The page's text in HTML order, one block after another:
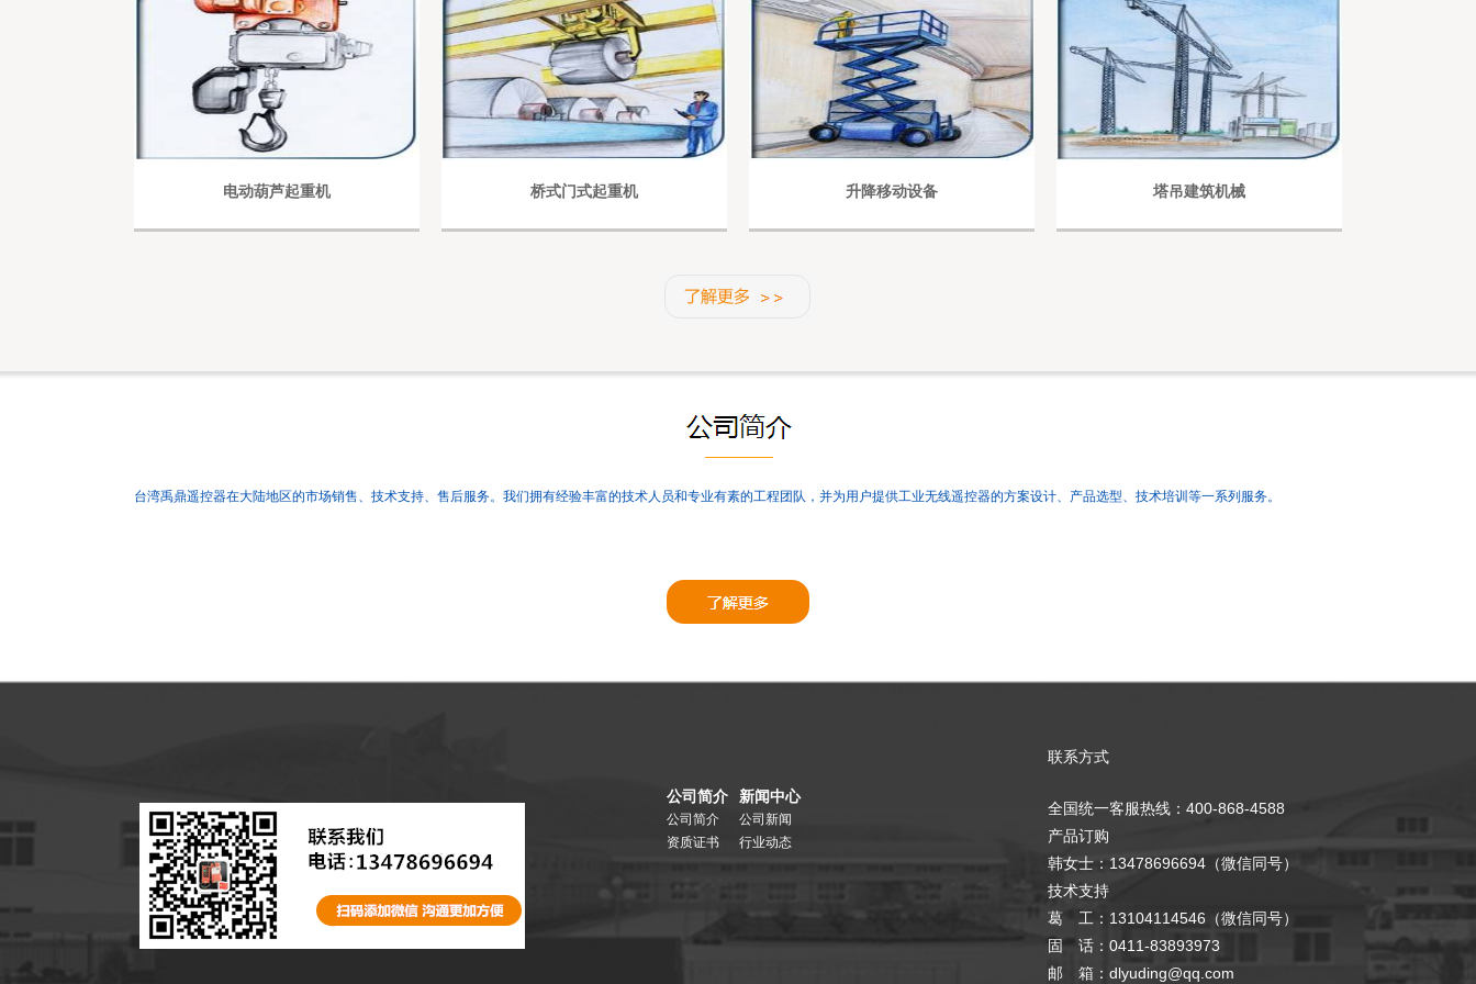
电动葫芦起重机 桥式门式起重机 升降移动设备 塔吊建筑机械
台湾禹鼎遥控器在大陆地区的市场销售、技术支持、售后服务。 我们拥有经验丰富的技术人员和专业有素的工程团队，并为用户提供工业无线遥控器的方案设计、产品选型、技术培训等一系列服务。
公司简介
公司简介
资质证书
新闻中心
公司新闻
行业动态
联系方式
全国统一客服热线：400-868-4588
产品订购
韩女士：13478696694（微信同号）
技术支持
葛 工：13104114546（微信同号）
固 话：0411-83893973
邮 箱：dlyuding@qq.com